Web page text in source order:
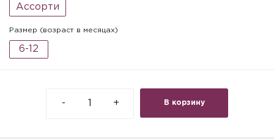
Ассорти
Размер (возраст в месяцах)
6-12
В корзину
- +